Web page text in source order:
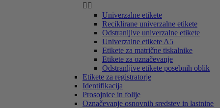
 
Univerzalne etikete
Reciklirane univerzalne etikete
Odstranljive univerzalne etikete
Univerzalne etikete A5
Etikete za matrične tiskalnike
Etikete za označevanje
Odstranljive etikete posebnih oblik
Etikete za registratorje
Identifikacija
Prosojnice in folije
Označevanje osnovnih sredstev in lastnine